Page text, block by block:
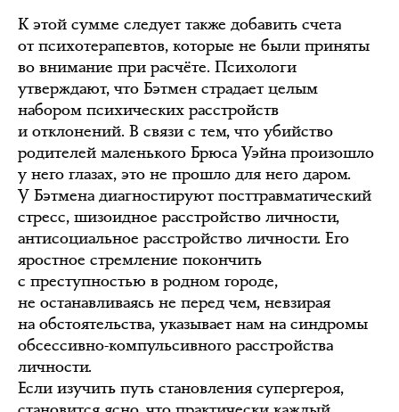
К этой сумме следует также добавить счета
от психотерапевтов, которые не были приняты
во внимание при расчёте. Психологи
утверждают, что Бэтмен страдает целым
набором психических расстройств
и отклонений. В связи с тем, что убийство
родителей маленького Брюса Уэйна произошло
у него глазах, это не прошло для него даром.
У Бэтмена диагностируют посттравматический
стресс, шизоидное расстройство личности,
антисоциальное расстройство личности. Его
яростное стремление покончить
с преступностью в родном городе,
не останавливаясь не перед чем, невзирая
на обстоятельства, указывает нам на синдромы
обсессивно-компульсивного расстройства
личности.
Если изучить путь становления супергероя,